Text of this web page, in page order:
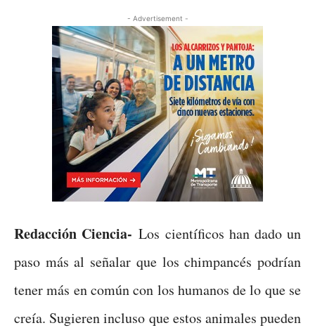
- Advertisement -
Redacción Ciencia- Los científicos han dado un
paso más al señalar que los chimpancés podrían
tener más en común con los humanos de lo que se
creía. Sugieren incluso que estos animales pueden